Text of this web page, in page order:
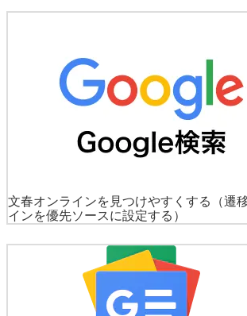
文春オンラインを見つけやすくする
（遷
インを優先ソースに設定する）